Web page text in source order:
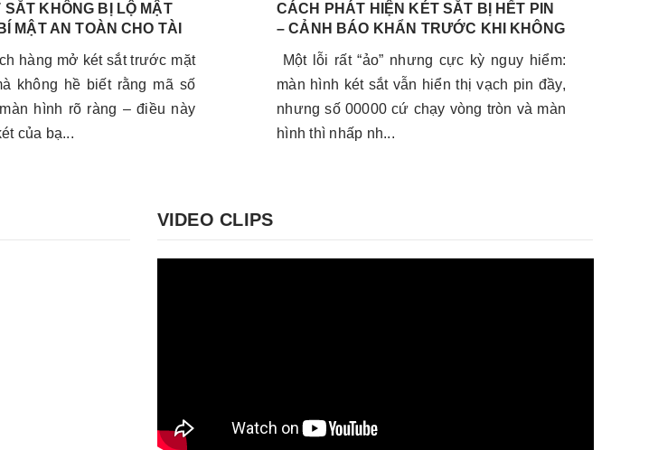
SẮT KHÔNG BỊ LỘ MẬT
MẬT AN TOÀN CHO TÀI
hàng mở két sắt trước mặt
không hề biết rằng mã số
hình rõ ràng – điều này
của bạ...
CÁCH PHÁT HIỆN KÉT SẮT BỊ HẾT PIN
– CẢNH BÁO KHẨN TRƯỚC KHI KHÔNG
MỞ ĐƯỢC
Một lỗi rất “ảo” nhưng cực kỳ nguy hiểm:
màn hình két sắt vẫn hiển thị vạch pin đầy,
nhưng số 00000 cứ chạy vòng tròn và màn
hình thì nhấp nh...
VIDEO CLIPS